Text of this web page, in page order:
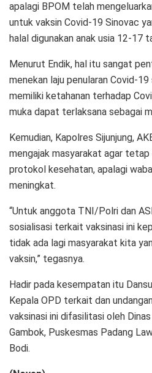
apalagi BPOM telah
untuk vaksin Covid-19 Sinovac
halal digunakan anak usia 12-17
Menurut Endik, hal itu sangat
menekan laju penularan Covid-
memiliki ketahanan terhadap
muka dapat terlaksana sebagai
Kemudian, Kapolres Sijunjung,
mengajak masyarakat agar tetap
protokol kesehatan, apalagi
meningkat.
“Untuk anggota TNI/Polri dan
sosialisasi terkait vaksinasi ini
tidak ada lagi masyarakat kita
vaksin,” tegasnya.
Hadir pada kesempatan itu
Kepala OPD terkait dan
vaksinasi ini difasilitasi oleh
Gambok, Puskesmas Padang
Bodi.